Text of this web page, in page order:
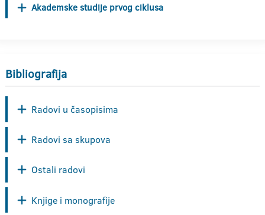
Akademske studije prvog ciklusa
Bibliografija
Radovi u časopisima
Radovi sa skupova
Ostali radovi
Knjige i monografije